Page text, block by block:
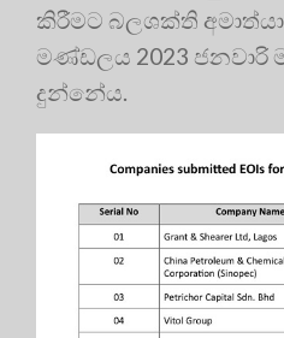
කිරීමට බලශක්ති
මණ්ඩලය 2023 ජනවාරි
දුන්නේය.